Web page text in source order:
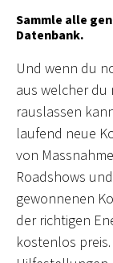
Sammle alle
Datenbank.
Und wenn du
aus welcher du
rauslassen
laufend neue
von
Roadshows
gewonnenen
der richtigen
kostenlos